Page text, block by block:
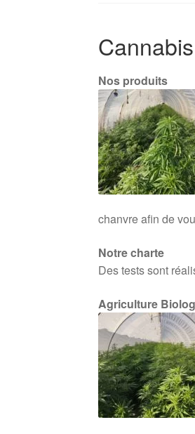
Nos produits
chanvre afin de
Notre charte
Des tests sont
Agriculture